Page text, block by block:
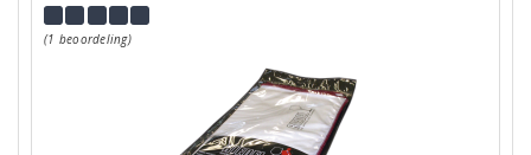
(1 beoordeling)